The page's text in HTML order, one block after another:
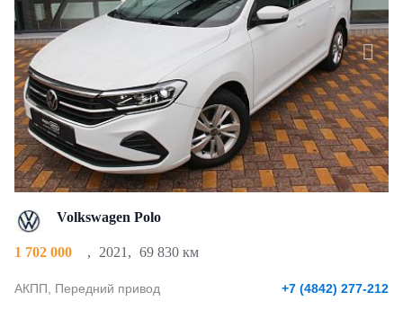
Volkswagen Polo
1 702 000 , 2021 , 69 830 км
АКПП, Передний привод +7 (4842) 277-212